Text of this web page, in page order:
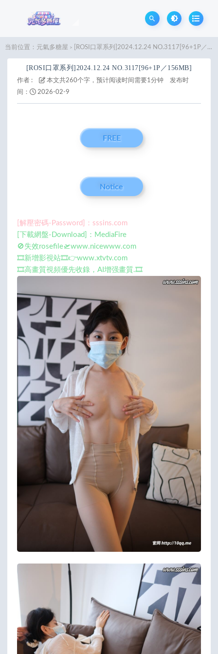
当前位置： 元氣多糖屋 > [ROSI口罩系列]2024.12.24 NO.3117[96+1P／156MB]
[ROSI口罩系列]2024.12.24 NO.3117[96+1P／156MB]
作者 : 本文共260个字，预计阅读时间需要1分钟
发布时
间：
2026-02-9
FREE
Notice
[解壓密碼-Password]：sssins.com
[下載網盤-Download]：MediaFire
🚫失效rosefile🛫www.nicewww.com
🎞️新增影視站🎞️👉www.xtvtv.com
🎞️高畫質視頻優先收錄，AI增强畫質.🎞️